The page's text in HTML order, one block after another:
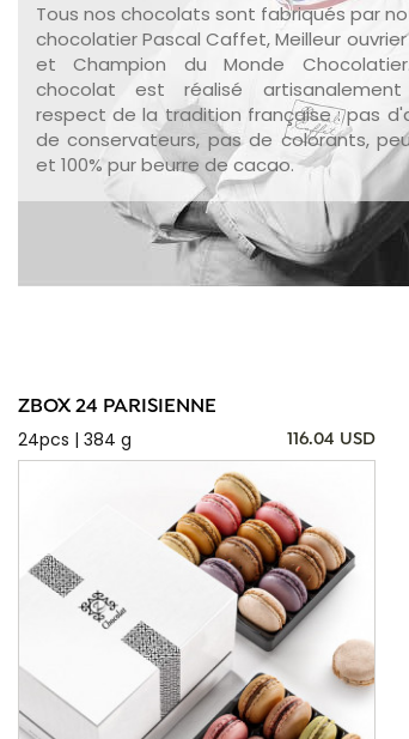
Tous nos chocolats sont fabriqués par
chocolatier Pascal Caffet, Meilleur
et Champion du Monde
chocolat est réalisé
respect de la tradition française : pas
de conservateurs, pas de colorants,
et 100% pur beurre de cacao.
ZBOX 24 PARISIENNE
24pcs | 384 g
116.04 USD